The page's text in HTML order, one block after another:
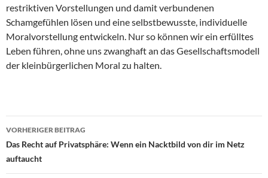
restriktiven Vorstellungen und damit verbundenen
Schamgefühlen lösen und eine selbstbewusste, individuelle
Moralvorstellung entwickeln. Nur so können wir ein erfülltes
Leben führen, ohne uns zwanghaft an das Gesellschaftsmodell
der kleinbürgerlichen Moral zu halten.
Beitragsnavigation
VORHERIGER BEITRAG
Das Recht auf Privatsphäre: Wenn ein Nacktbild von dir im Netz
auftaucht